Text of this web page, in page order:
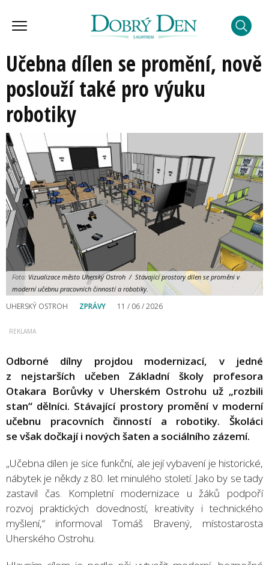
Učebna dílen se promění, nově
poslouží také pro výuku
robotiky
Foto: Vizualizace město Uherský Ostroh / Stávající prostory dílen se promění v
moderní učebnu pracovních činností a robotiky.
UHERSKÝ OSTROH ZPRÁVY 11 / 06 / 2026
Odborné dílny projdou modernizací, v jedné
z nejstarších učeben Základní školy profesora
Otakara Borůvky v Uherském Ostrohu už „rozbili
stan“ dělníci. Stávající prostory promění v moderní
učebnu pracovních činností a robotiky. Školáci
se však dočkají i nových šaten a sociálního zázemí.
„Učebna dílen je sice funkční, ale její vybavení je historické,
nábytek je někdy z 80. let minulého století. Jako by se tady
zastavil čas. Kompletní modernizace u žáků podpoří
rozvoj praktických dovedností, kreativity i technického
myšlení,“ informoval Tomáš Bravený, místostarosta
Uherského Ostrohu.